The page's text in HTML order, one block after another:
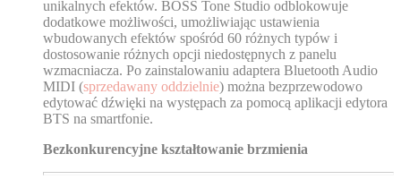
unikalnych efektów. BOSS Tone Studio odblokowuje
dodatkowe możliwości, umożliwiając ustawienia
wbudowanych efektów spośród 60 różnych typów i
dostosowanie różnych opcji niedostępnych z panelu
wzmacniacza. Po zainstalowaniu adaptera Bluetooth Audio
MIDI (sprzedawany oddzielnie) można bezprzewodowo
edytować dźwięki na występach za pomocą aplikacji edytora
BTS na smartfonie.
Bezkonkurencyjne kształtowanie brzmienia